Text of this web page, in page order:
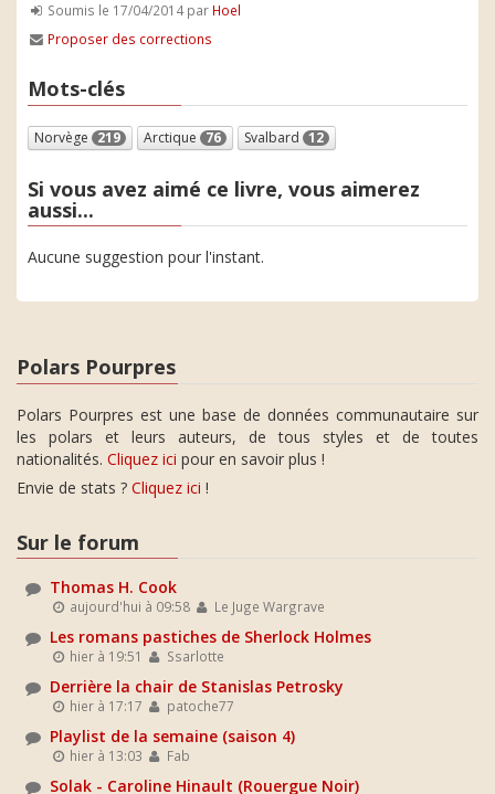
Soumis le 17/04/2014 par Hoel
Proposer des corrections
Mots-clés
Norvège 219 Arctique 76 Svalbard 12
Si vous avez aimé ce livre, vous aimerez
aussi...
Aucune suggestion pour l'instant.
Polars Pourpres
Polars Pourpres est une base de données communautaire sur
les polars et leurs auteurs, de tous styles et de toutes
nationalités. Cliquez ici pour en savoir plus !
Envie de stats ? Cliquez ici !
Sur le forum
Thomas H. Cook
aujourd'hui à 09:58 Le Juge Wargrave
Les romans pastiches de Sherlock Holmes
hier à 19:51 Ssarlotte
Derrière la chair de Stanislas Petrosky
hier à 17:17 patoche77
Playlist de la semaine (saison 4)
hier à 13:03 Fab
Solak - Caroline Hinault (Rouergue Noir)